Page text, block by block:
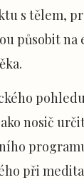
s tělem,
působit na
nosič
při